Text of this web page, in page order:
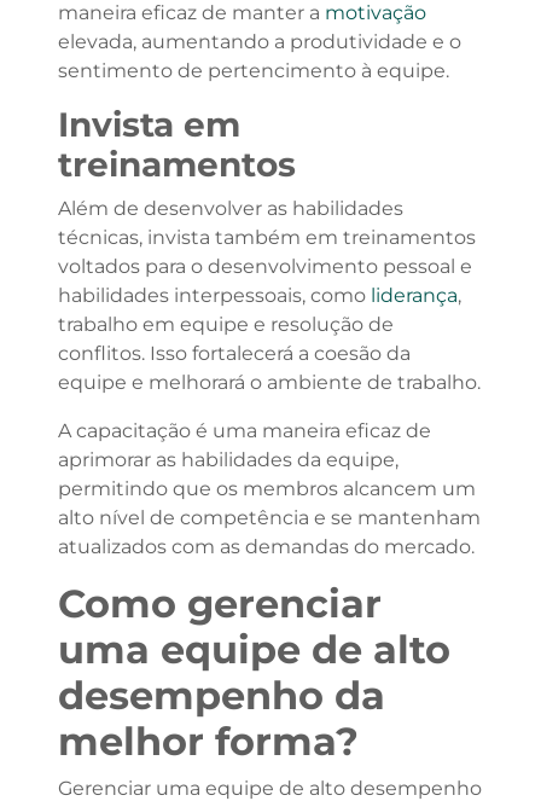
maneira eficaz de manter a motivação
elevada, aumentando a produtividade e o
sentimento de pertencimento à equipe.
Invista em
treinamentos
Além de desenvolver as habilidades
técnicas, invista também em treinamentos
voltados para o desenvolvimento pessoal e
habilidades interpessoais, como liderança,
trabalho em equipe e resolução de
conflitos. Isso fortalecerá a coesão da
equipe e melhorará o ambiente de trabalho.
A capacitação é uma maneira eficaz de
aprimorar as habilidades da equipe,
permitindo que os membros alcancem um
alto nível de competência e se mantenham
atualizados com as demandas do mercado.
Como gerenciar
uma equipe de alto
desempenho da
melhor forma?
Gerenciar uma equipe de alto desempenho